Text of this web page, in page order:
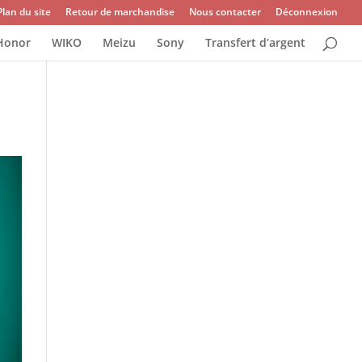
du site Retour de marchandise Nous contacter Déconnexion
WIKO Meizu Sony Transfert d’argent